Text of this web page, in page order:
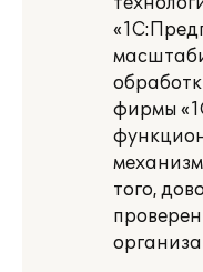
фирмы
того,